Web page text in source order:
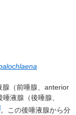
腺 （前唾腺、 anterior
唾液腺 （後唾腺、
。この後唾液腺から分